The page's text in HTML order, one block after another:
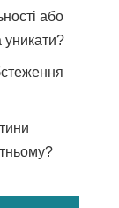
або
уникати?